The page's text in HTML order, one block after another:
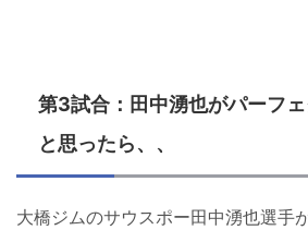
第3試合：田中湧也がパーフ
と思ったら、、
大橋ジムのサウスポー田中湧也選手